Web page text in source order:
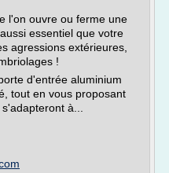
l'on ouvre ou ferme une
essentiel que votre
agressions extérieures,
!
d'entrée aluminium
tout en vous proposant
à...